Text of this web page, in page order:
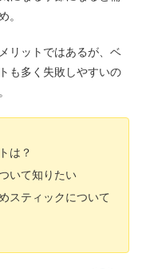
。
リットではあるが、ベ
も多く失敗しやすいの
は？
いて知りたい
スティックについて